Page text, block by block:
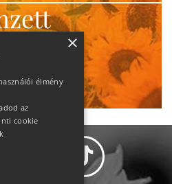
le!
×
élmény
az
cookie